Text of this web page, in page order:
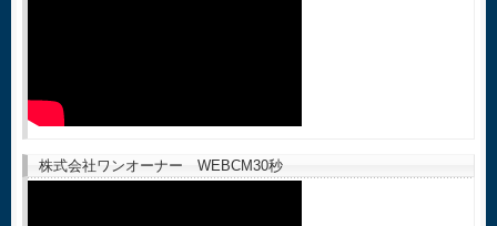
株式会社ワンオーナー WEBCM30秒